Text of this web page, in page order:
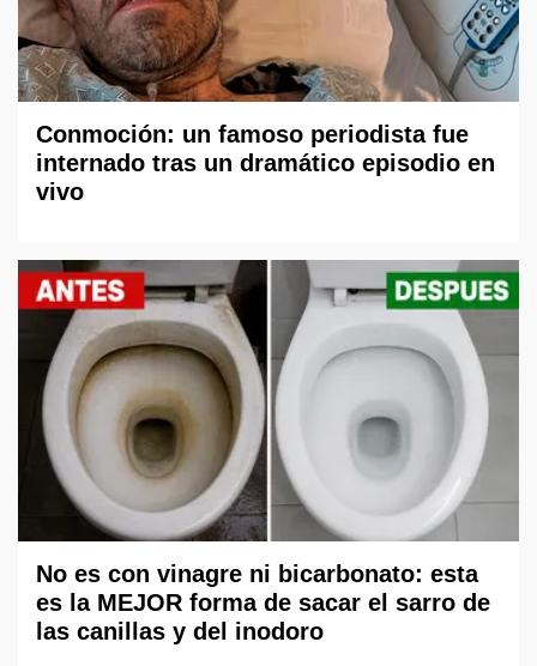
Conmoción: un famoso periodista fue
internado tras un dramático episodio en
vivo
No es con vinagre ni bicarbonato: esta
es la MEJOR forma de sacar el sarro de
las canillas y del inodoro